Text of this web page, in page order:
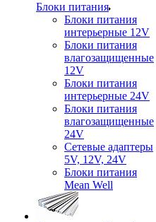
Блоки питания
Блоки питания
интерьерные 12V
Блоки питания
влагозащищенные
12V
Блоки питания
интерьерные 24V
Блоки питания
влагозащищенные
24V
Сетевые адаптеры
5V, 12V, 24V
Блоки питания
Mean Well